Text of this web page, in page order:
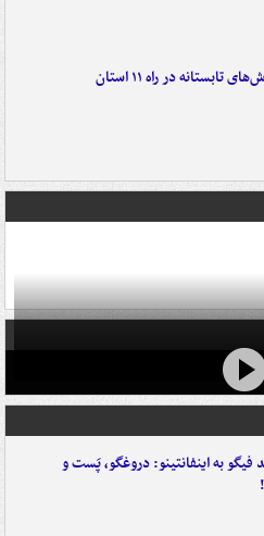
تابستانه در راه ۱۱ استان
فیگو به اینفانتینو: دروغگو، پَست‌ و